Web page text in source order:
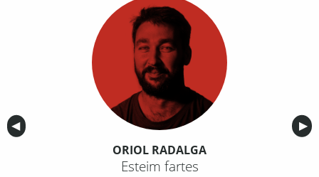
Anterior
◀︎ ▶︎
ORIOL RADALGA
Esteim fartes